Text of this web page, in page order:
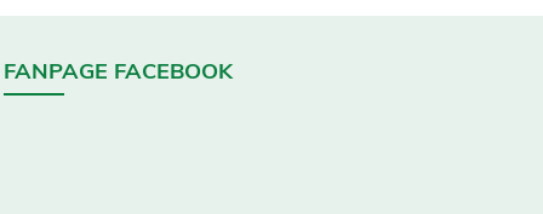
FANPAGE FACEBOOK